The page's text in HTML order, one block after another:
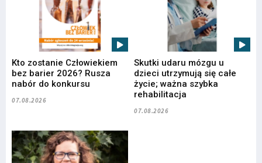
Kto zostanie Człowiekiem
bez barier 2026? Rusza
nabór do konkursu
07.08.2026
Skutki udaru mózgu u
dzieci utrzymują się całe
życie; ważna szybka
rehabilitacja
07.08.2026